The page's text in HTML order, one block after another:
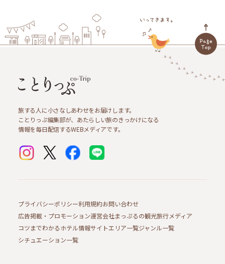
旅する人に小さなしあわせをお届けします。
ことりっぷ編集部が、あたらしい旅のきっかけになる
情報を毎日配信するWEBメディアです。
プライバシーポリシー利用規約お問い合わせ
広告掲載・プロモーション運営会社まっぷるの観光旅行メディア
コツまでわかるホテル情報サイトエリア一覧ジャンル一覧
シチュエーション一覧